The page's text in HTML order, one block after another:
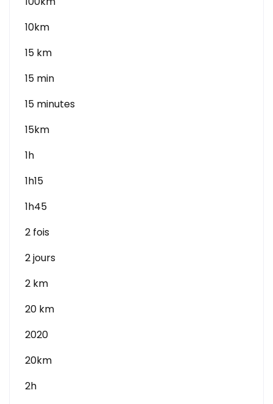
10km
15 km
15 min
15 minutes
15km
1h
1h15
1h45
2 fois
2 jours
2 km
20 km
2020
20km
2h